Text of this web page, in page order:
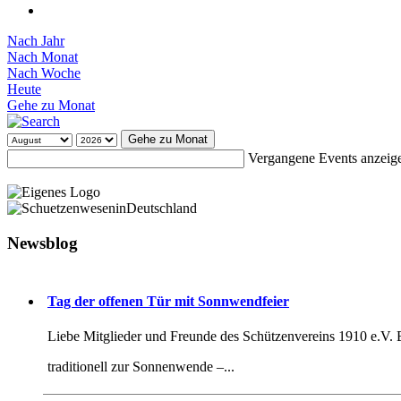
Nach Jahr
Nach Monat
Nach Woche
Heute
Gehe zu Monat
Gehe zu Monat
Vergangene Events
Newsblog
Tag der offenen Tür mit Sonnwendfeier
Liebe Mitglieder und Freunde des Schützenvereins 1910 e.V.
traditionell zur Sonnenwende –...